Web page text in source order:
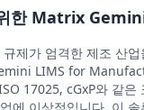
한 Matrix
제가 엄격한 제조 산업
LIMS for
17025, cGxP와 같은